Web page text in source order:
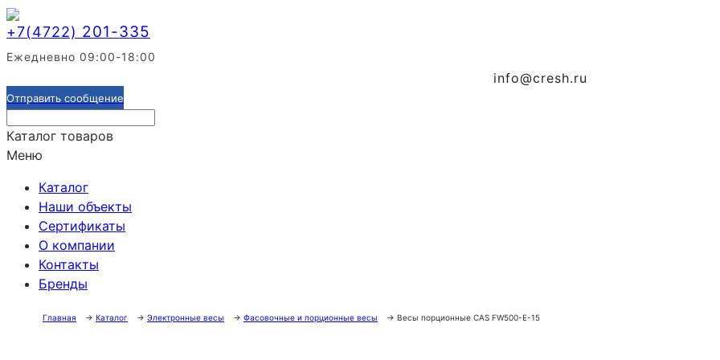
+7(4722) 201-335
Ежедневно 09:00-18:00
info@cresh.ru
Отправить сообщение
Каталог товаров
Меню
Каталог
Наши объекты
Сертификаты
О компании
Контакты
Бренды
Главная → Каталог → Электронные весы → Фасовочные и порционные весы → Весы порционные CAS FW500-E-15